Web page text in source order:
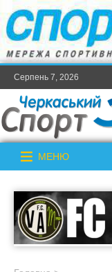
Серпень 7, 2026
МЕНЮ